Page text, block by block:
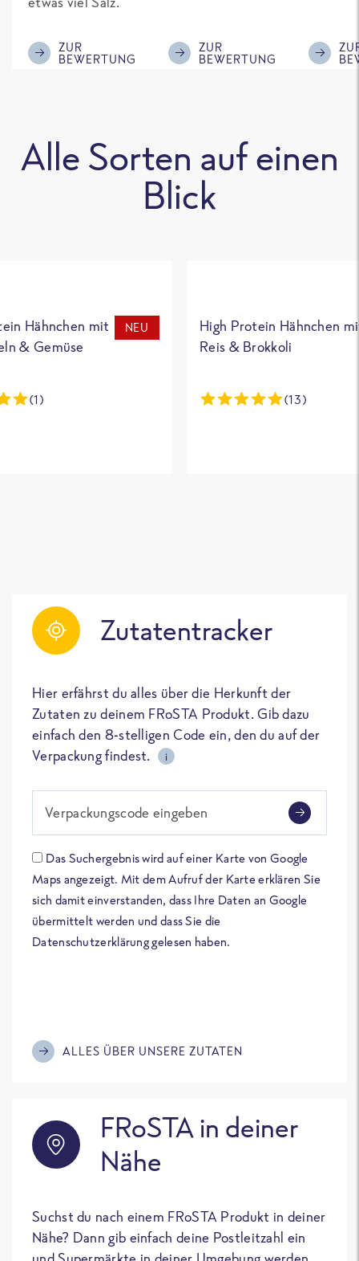
ZUR
BEWERTUNG
ZUR
BEWERTUNG
Alle Sorten auf einen
Blick
Hähnchen mit
& Gemüse
NEU
(1)
High Protein Hähnchen
Reis & Brokkoli
(13)
Zutatentracker
Hier erfährst du alles über die Herkunft der
Zutaten zu deinem FRoSTA Produkt. Gib dazu
einfach den 8-stelligen Code ein, den du auf der
Verpackung findest.
i
Verpackungscode eingeben
Das Suchergebnis wird auf einer Karte von Google
Maps angezeigt. Mit dem Aufruf der Karte erklären Sie
sich damit einverstanden, dass Ihre Daten an Google
übermittelt werden und dass Sie die
Datenschutzerklärung gelesen haben.
ALLES ÜBER UNSERE ZUTATEN
FRoSTA in deiner
Nähe
Suchst du nach einem FRoSTA Produkt in deiner
Nähe? Dann gib einfach deine Postleitzahl ein